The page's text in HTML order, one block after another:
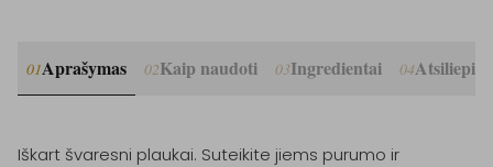
01Aprašymas 02Kaip naudoti 03Ingredientai 04
Iškart švaresni plaukai. Suteikite jiems purumo ir